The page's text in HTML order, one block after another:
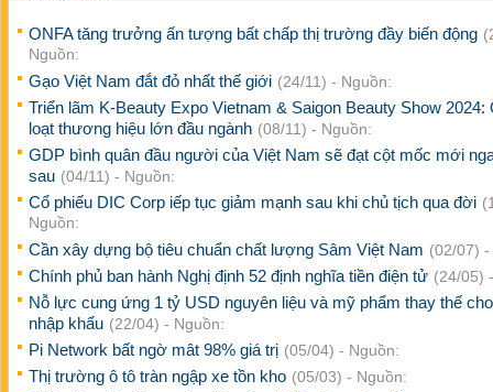
ONFA tăng trưởng ấn tượng bất chấp thị trường đầy biến động
Nguồn:
Gạo Việt Nam đắt đỏ nhất thế giới (24/11) - Nguồn:
Triển lãm K-Beauty Expo Vietnam & Saigon Beauty Show 2024:
loạt thương hiệu lớn đầu ngành (08/11) - Nguồn:
GDP bình quân đầu người của Việt Nam sẽ đạt cột mốc mới
sau (04/11) - Nguồn:
Cổ phiếu DIC Corp iếp tục giảm mạnh sau khi chủ tịch qua đời
Nguồn:
Cần xây dựng bộ tiêu chuẩn chất lượng Sâm Việt Nam (02/07)
Chính phủ ban hành Nghị định 52 định nghĩa tiền điện tử (24/05)
Nỗ lực cung ứng 1 tỷ USD nguyên liệu và mỹ phẩm thay thế
nhập khẩu (22/04) - Nguồn:
Pi Network bất ngờ mât 98% giá trị (05/04) - Nguồn:
Thị trường ô tô tràn ngập xe tồn kho (05/03) - Nguồn: